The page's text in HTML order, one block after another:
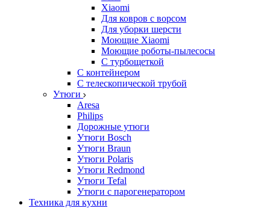
Xiaomi
Для ковров с ворсом
Для уборки шерсти
Моющие Xiaomi
Моющие роботы-пылесосы
С турбощеткой
С контейнером
С телескопической трубой
Утюги
Aresa
Philips
Дорожные утюги
Утюги Bosch
Утюги Braun
Утюги Polaris
Утюги Redmond
Утюги Tefal
Утюги с парогенератором
Техника для кухни